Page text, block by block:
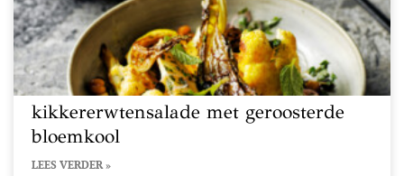
kikkererwtensalade met geroosterde
bloemkool
LEES VERDER »